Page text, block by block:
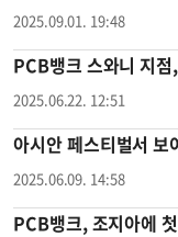
2025.09.01. 19:48
PCB뱅크 스와니 지
2025.06.22. 12:51
아시안 페스티벌서
2025.06.09. 14:58
PCB뱅크, 조지아에